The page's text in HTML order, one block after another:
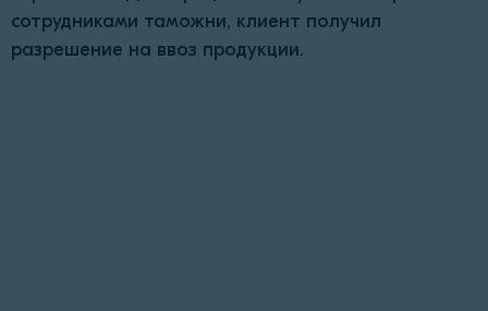
сотрудниками таможни, клиент получил
разрешение на ввоз продукции.